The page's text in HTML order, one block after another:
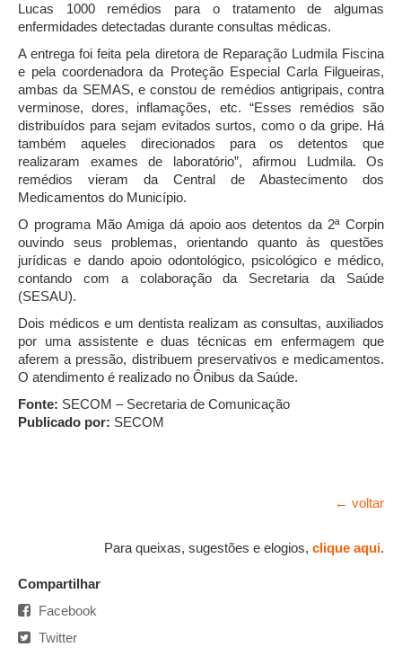
Lucas 1000 remédios para o tratamento de algumas
enfermidades detectadas durante consultas médicas.
A entrega foi feita pela diretora de Reparação Ludmila Fiscina
e pela coordenadora da Proteção Especial Carla Filgueiras,
ambas da SEMAS, e constou de remédios antigripais, contra
verminose, dores, inflamações, etc. “Esses remédios são
distribuídos para sejam evitados surtos, como o da gripe. Há
também aqueles direcionados para os detentos que
realizaram exames de laboratório”, afirmou Ludmila. Os
remédios vieram da Central de Abastecimento dos
Medicamentos do Município.
O programa Mão Amiga dá apoio aos detentos da 2ª Corpin
ouvindo seus problemas, orientando quanto às questões
jurídicas e dando apoio odontológico, psicológico e médico,
contando com a colaboração da Secretaria da Saúde
(SESAU).
Dois médicos e um dentista realizam as consultas, auxiliados
por uma assistente e duas técnicas em enfermagem que
aferem a pressão, distribuem preservativos e medicamentos.
O atendimento é realizado no Ônibus da Saúde.
Fonte: SECOM – Secretaria de Comunicação
Publicado por: SECOM
← voltar
Para queixas, sugestões e elogios, clique aqui.
Compartilhar
Facebook
Twitter